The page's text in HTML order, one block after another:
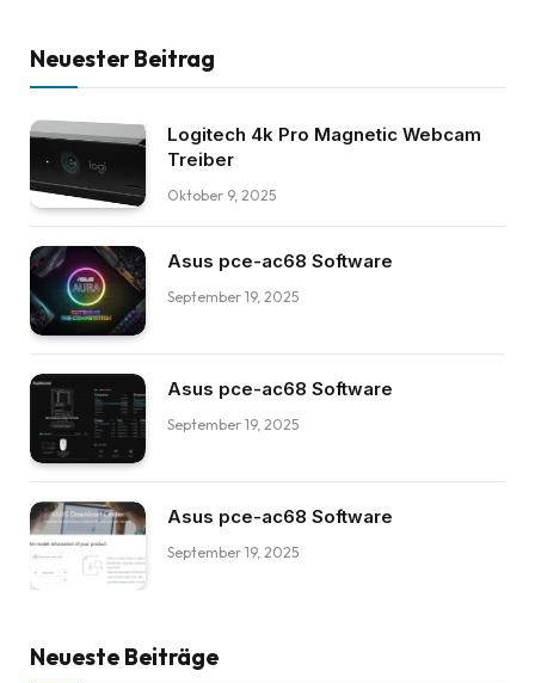
Neuester Beitrag
Logitech 4k Pro Magnetic Webcam
Treiber
Oktober 9, 2025
Asus pce-ac68 Software
September 19, 2025
Asus pce-ac68 Software
September 19, 2025
Asus pce-ac68 Software
September 19, 2025
Neueste Beiträge